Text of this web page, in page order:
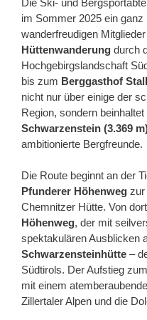
Die Ski- und
im Sommer 2025 ein
wanderfreudigen
Hüttenwanderung durch
Hochgebirgslandschaft
bis zum Berggasthof
nicht nur über einige der
Region, sondern
Schwarzenstein (3.369
ambitionierte Bergfreunde.
Die Route beginnt an der
Pfunderer Höhenweg zur
Chemnitzer Hütte. Von
Höhenweg, der mit
spektakulären Ausblicken
Schwarzensteinhütte –
Südtirols. Der Aufstieg
mit einem
Zillertaler Alpen und die